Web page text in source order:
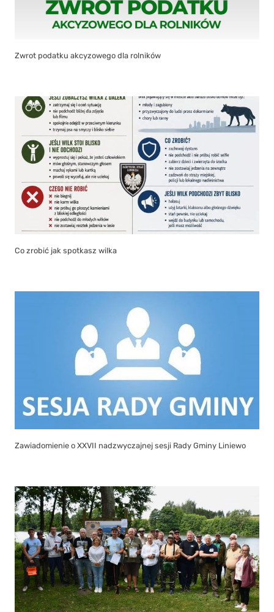
Zwrot podatku akcyzowego dla rolników
Co zrobić jak spotkasz wilka
Zawiadomienie o XXVII nadzwyczajnej sesji Rady Gminy Liniewo